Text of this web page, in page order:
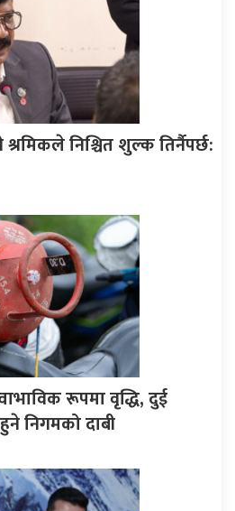
निश्चित शुल्क तिर्नैपर्छ:
रूपमा वृद्धि, दुई
निगमको दाबी